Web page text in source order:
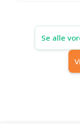
Se alle